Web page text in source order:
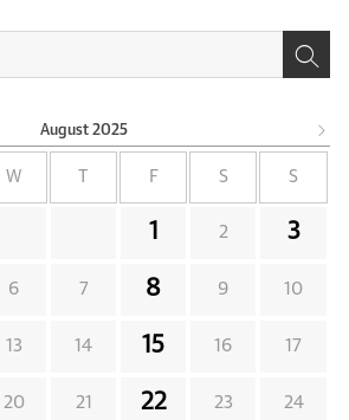
August 2025
W F S S
1 2 3
6 7 8 9 10
13 14 15 16 17
20 21 22 23 24